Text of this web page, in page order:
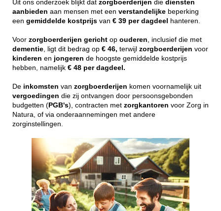
Uit ons onderzoek blijkt dat zorgboerderijen die diensten
aanbieden aan mensen met een verstandelijke beperking
een gemiddelde kostprijs van € 39 per dagdeel hanteren.
Voor zorgboerderijen gericht op ouderen , inclusief die met
dementie , ligt dit bedrag op € 46, terwijl zorgboerderijen voor
kinderen en jongeren de hoogste gemiddelde kostprijs
hebben, namelijk € 48 per dagdeel.
De inkomsten van zorgboerderijen komen voornamelijk uit
vergoedingen die zij ontvangen door persoonsgebonden
budgetten ( PGB's), contracten met zorgkantoren voor Zorg in
Natura, of via onderaannemingen met andere
zorginstellingen.